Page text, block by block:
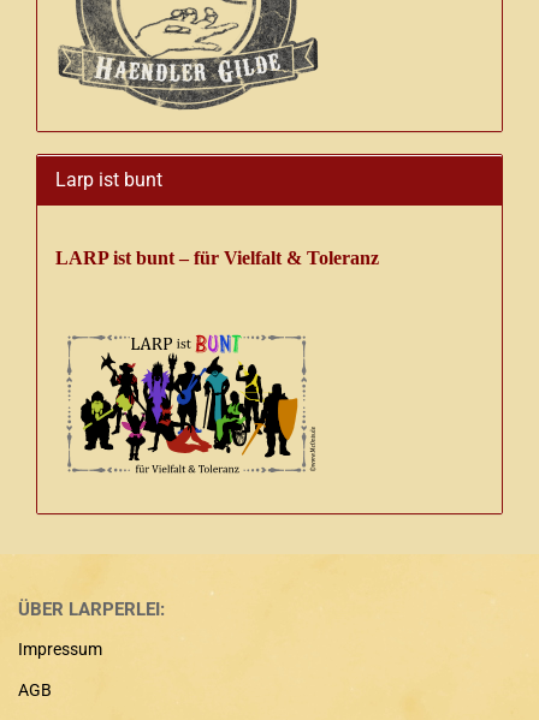
Larp ist bunt
LARP ist bunt – für Vielfalt & Toleranz
ÜBER LARPERLEI:
Impressum
AGB